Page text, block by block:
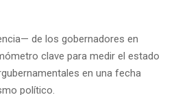
de los gobernadores en
clave para medir el estado
en una fecha
político.